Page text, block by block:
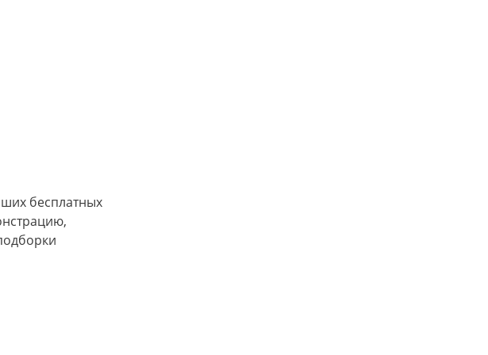
бесплатных